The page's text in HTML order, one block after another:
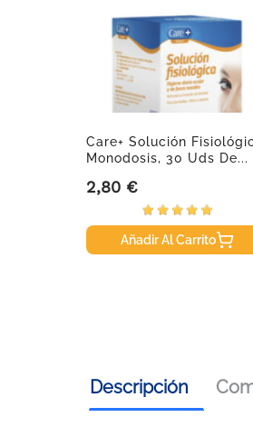
Care+ Solución
Monodosis, 30 Uds De...
Precio
2,80 €
Añadir Al Carrito
Descripción